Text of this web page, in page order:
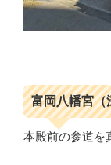
富岡八幡宮
本殿前の参道を